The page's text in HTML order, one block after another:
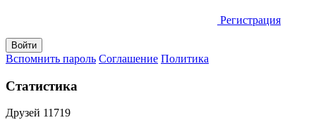
Регистрация
Вспомнить пароль Соглашение Политика
Статистика
Друзей 11719